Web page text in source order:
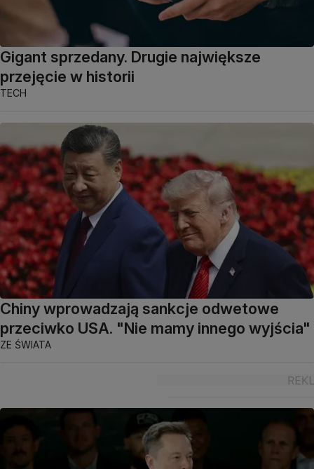
Gigant sprzedany. Drugie największe
przejęcie w historii
TECH
Chiny wprowadzają sankcje odwetowe
przeciwko USA. "Nie mamy innego wyjścia"
ZE ŚWIATA